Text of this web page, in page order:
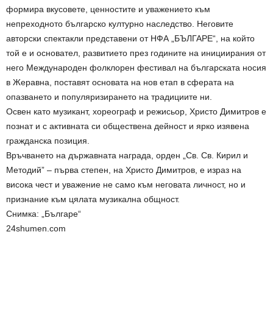
формира вкусовете, ценностите и уважението към
непреходното българско културно наследство. Неговите
авторски спектакли представени от НФА „БЪЛГАРЕ“, на който
той е и основател, развитието през годините на инициирания от
него Международен фолклорен фестивал на българската носия
в Жеравна, поставят основата на нов етап в сферата на
опазването и популяризирането на традициите ни.
Освен като музикант, хореограф и режисьор, Христо Димитров е
познат и с активната си обществена дейност и ярко изявена
гражданска позиция.
Връчването на държавната награда, орден „Св. Св. Кирил и
Методий” – първа степен, на Христо Димитров, е израз на
висока чест и уважение не само към неговата личност, но и
признание към цялата музикална общност.
Снимка: „Българе“
24shumen.com